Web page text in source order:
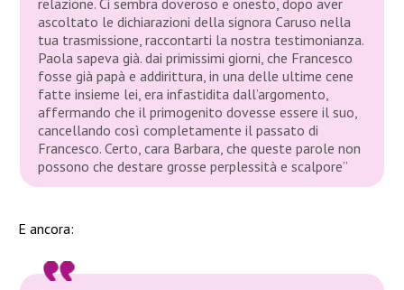
relazione. Ci sembra doveroso e onesto, dopo aver
ascoltato le dichiarazioni della signora Caruso nella
tua trasmissione, raccontarti la nostra testimonianza.
Paola sapeva già. dai primissimi giorni, che Francesco
fosse già papà e addirittura, in una delle ultime cene
fatte insieme lei, era infastidita dall’argomento,
affermando che il primogenito dovesse essere il suo,
cancellando così completamente il passato di
Francesco. Certo, cara Barbara, che queste parole non
possono che destare grosse perplessità e scalpore”
E ancora: